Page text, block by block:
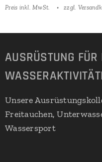
Preis inkl. MwSt. zzgl.
AUSRÜSTUNG FÜR
Unsere
Freitauchen,
Wassersport